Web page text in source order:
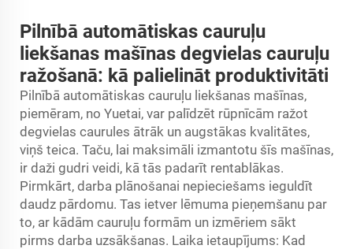
Pilnībā automātiskas cauruļu
liekšanas mašīnas degvielas cauruļu
ražošanā: kā palielināt produktivitāti
Pilnībā automātiskas cauruļu liekšanas mašīnas,
piemēram, no Yuetai, var palīdzēt rūpnīcām ražot
degvielas caurules ātrāk un augstākas kvalitātes,
viņš teica. Taču, lai maksimāli izmantotu šīs mašīnas,
ir daži gudri veidi, kā tās padarīt rentablākas.
Pirmkārt, darba plānošanai nepieciešams ieguldīt
daudz pārdomu. Tas ietver lēmuma pieņemšanu par
to, ar kādām cauruļu formām un izmēriem sākt
pirms darba uzsākšanas. Laika ietaupījums: Kad